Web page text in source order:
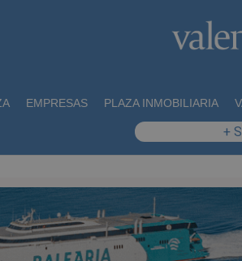
EMPRESAS PLAZA INMOBILIARIA
+